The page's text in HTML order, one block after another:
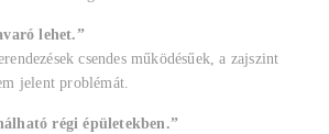
lehet.”
csendes működésűek, a zajszint
jelent problémát.
régi épületekben.”